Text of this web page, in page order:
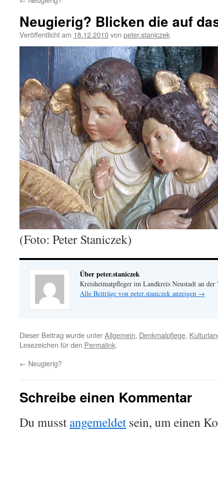
Neugierig? Blicken die auf
Veröffentlicht am 18.12.2010von peter.staniczek
(Foto: Peter Staniczek)
Über peter.staniczek
Kreisheimatpfleger im Landkreis Neustadt an der
Alle Beiträge von peter.staniczek anzeigen →
Dieser Beitrag wurde unterAllgemein, Denkmalpflege,
Lesezeichen für den Permalink.
← Neugierig?
Schreibe einen Kommentar
Du musst angemeldet sein, um einen